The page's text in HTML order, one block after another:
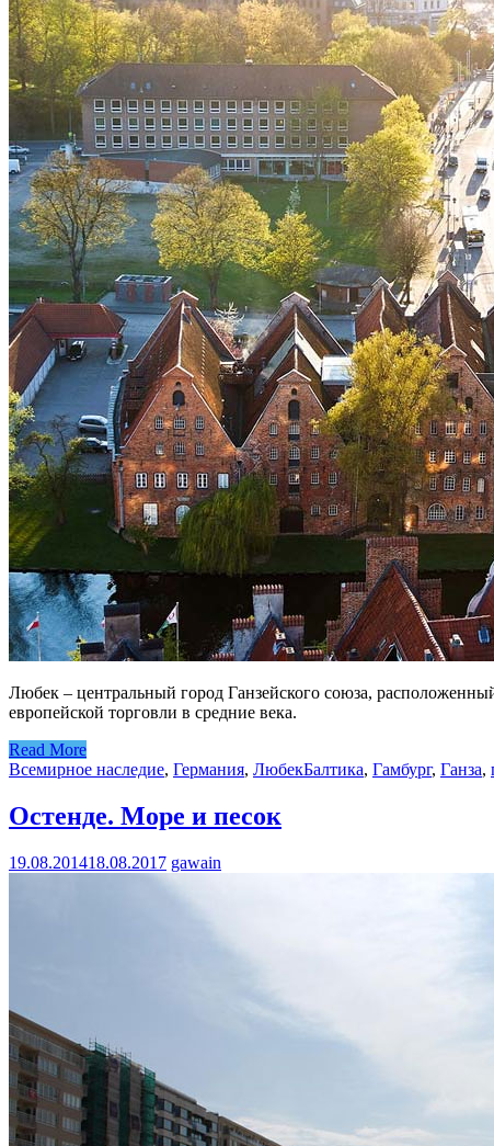
Любек – центральный город Ганзейского союза,
европейской торговли в средние века.
Read More
Всемирное наследие, Германия, ЛюбекБалтика, Гамбург, Ганза,
Остенде. Море и песок
19.08.201418.08.2017 gawain